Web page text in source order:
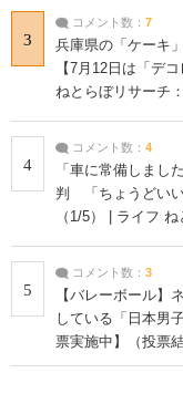
3
コメント数： 7
兵庫県の「ケーキ
【7月12日は「デ
ねとらぼリサーチ
4
コメント数： 4
「車に常備しまし
判 「ちょうどいい
（1/5） | ライフ
5
コメント数： 3
【バレーボール】
している「日本男
票実施中】（投票